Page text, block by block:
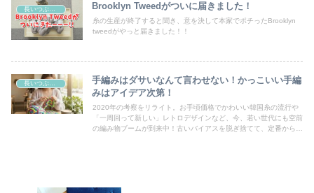
長いつぶやき Brooklyn Tweedがついに届きました！
糸の生産が終了すると聞き、意を決して本家でポチったBrooklyn
tweedがやっと届きました！！
手編みはダサいなんて言わせない！かっこいい手編
みはアイデア次第！
2020年の考察をリライト。お手頃価格でかわいい韓国糸の流行や
「一周回って新しい」レトロデザインなど、今、若い世代にも空前
の編み物ブームが到来中！古いバイアスを脱ぎ捨てて、定番から最